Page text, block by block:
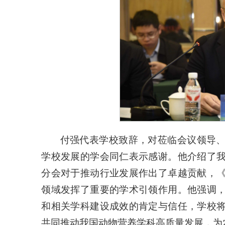
付强代表学校致辞，对莅临会议领导
学校发展的学会同仁表示感谢。他介绍了
分会对于推动行业发展作出了卓越贡献，
领域发挥了重要的学术引领作用。他强调
和相关学科建设成效的肯定与信任，学校